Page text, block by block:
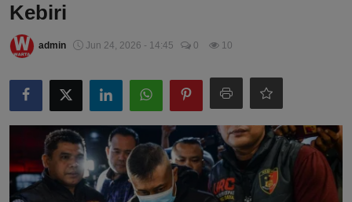
Kebiri
admin Jun 24, 2026 - 14:45 0 10